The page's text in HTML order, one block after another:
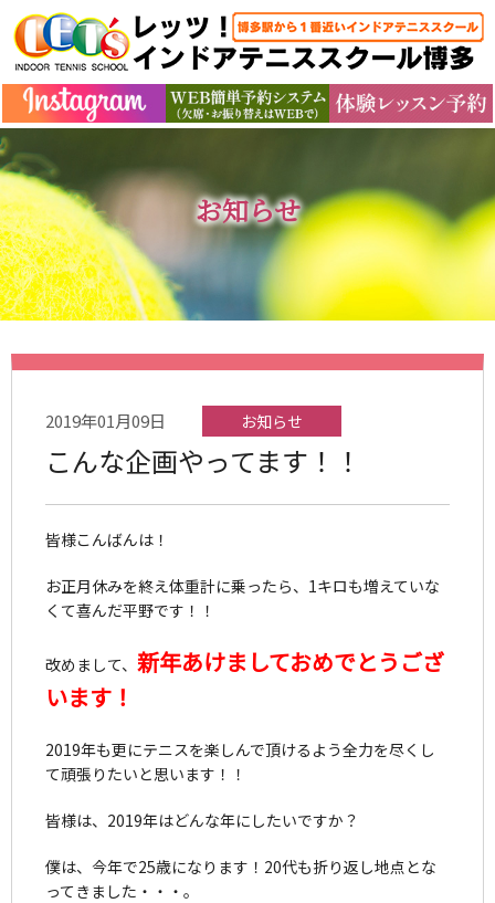
お知らせ
2019年01月09日 お知らせ
こんな企画やってます！！
皆様こんばんは！
お正月休みを終え体重計に乗ったら、1キロも増えていな
くて喜んだ平野です！！
改めまして、 新年あけましておめでとうござ
います！
2019年も更にテニスを楽しんで頂けるよう全力を尽くし
て頑張りたいと思います！！
皆様は、2019年はどんな年にしたいですか？
僕は、今年で25歳になります！20代も折り返し地点とな
ってきました・・・。